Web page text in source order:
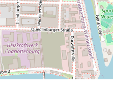
/ Monat
sich im Berliner Stadtteil
stetige Entwicklung
und